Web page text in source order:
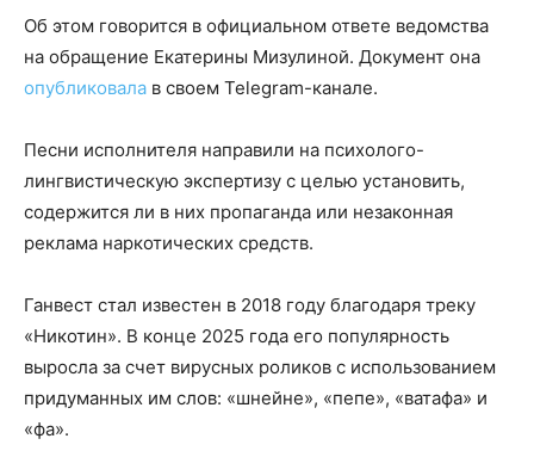
Об этом говорится в официальном ответе ведомства
на обращение Екатерины Мизулиной. Документ она
опубликовала в своем Telegram-канале.
Песни исполнителя направили на психолого-
лингвистическую экспертизу с целью установить,
содержится ли в них пропаганда или незаконная
реклама наркотических средств.
Ганвест стал известен в 2018 году благодаря треку
«Никотин». В конце 2025 года его популярность
выросла за счет вирусных роликов с использованием
придуманных им слов: «шнейне», «пепе», «ватафа» и
«фа».